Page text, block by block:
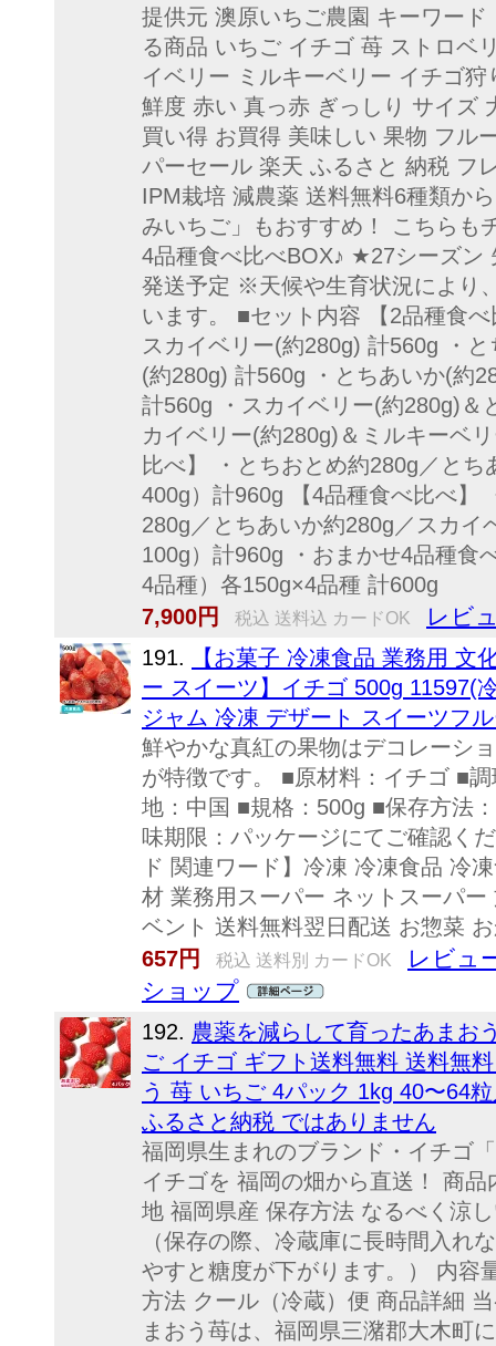
提供元 澳原いちご農園 キーワー
る商品 いちご イチゴ 苺 ストロベ
イベリー ミルキーベリー イチゴ
鮮度 赤い 真っ赤 ぎっしり サイズ
買い得 お買得 美味しい 果物 フル
パーセール 楽天 ふるさと 納税 フ
IPM栽培 減農薬 送料無料6種類か
みいちご」もおすすめ！ こちら
4品種食べ比べBOX♪ ★27シーズ
発送予定 ※天候や生育状況により
います。 ■セット内容 【2品種食
スカイベリー(約280g) 計560g ・
(約280g) 計560g ・とちあいか(約
計560g ・スカイベリー(約280g)＆
カイベリー(約280g)＆ミルキーベ
比べ】 ・とちおとめ約280g／と
400g）計960g 【4品種食べ比べ】
280g／とちあいか約280g／スカイ
100g）計960g ・おまかせ4品種食
4品種）各150g×4品種 計600g
7,900円
税込 送料込 カードOK レビ
191.
【お菓子 冷凍食品 業務用 文
ー スイーツ】イチゴ 500g 11597(
ジャム 冷凍 デザート スイーツフ
鮮やかな真紅の果物はデコレーシ
が特徴です。 ■原材料：イチゴ ■
地：中国 ■規格：500g ■保存方法
味期限：パッケージにてご確認く
ド 関連ワード】冷凍 冷凍食品 冷
材 業務用スーパー ネットスーパ
ベント 送料無料翌日配送 お惣菜
657円
税込 送料別 カードOK
レビュ
ショップ
192. 農薬を減らして育ったあまお
ご イチゴ ギフト送料無料 送料無
う 苺 いちご 4パック 1kg 40〜64
ふるさと納税 ではありません
福岡県生まれのブランド・イチゴ
イチゴを 福岡の畑から直送！ 商
地 福岡県産 保存方法 なるべく涼
（保存の際、冷蔵庫に長時間入れ
やすと糖度が下がります。） 内容
方法 クール（冷蔵）便 商品詳細
まおう苺は、福岡県三潴郡大木町